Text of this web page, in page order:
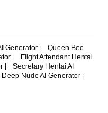
Generator |
Queen Bee
|
Flight Attendant Hentai
|
Secretary Hentai AI
Deep Nude AI Generator |